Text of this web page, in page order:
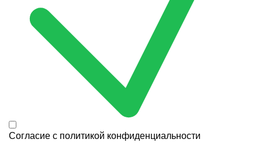
Согласие с политикой конфиденциальности